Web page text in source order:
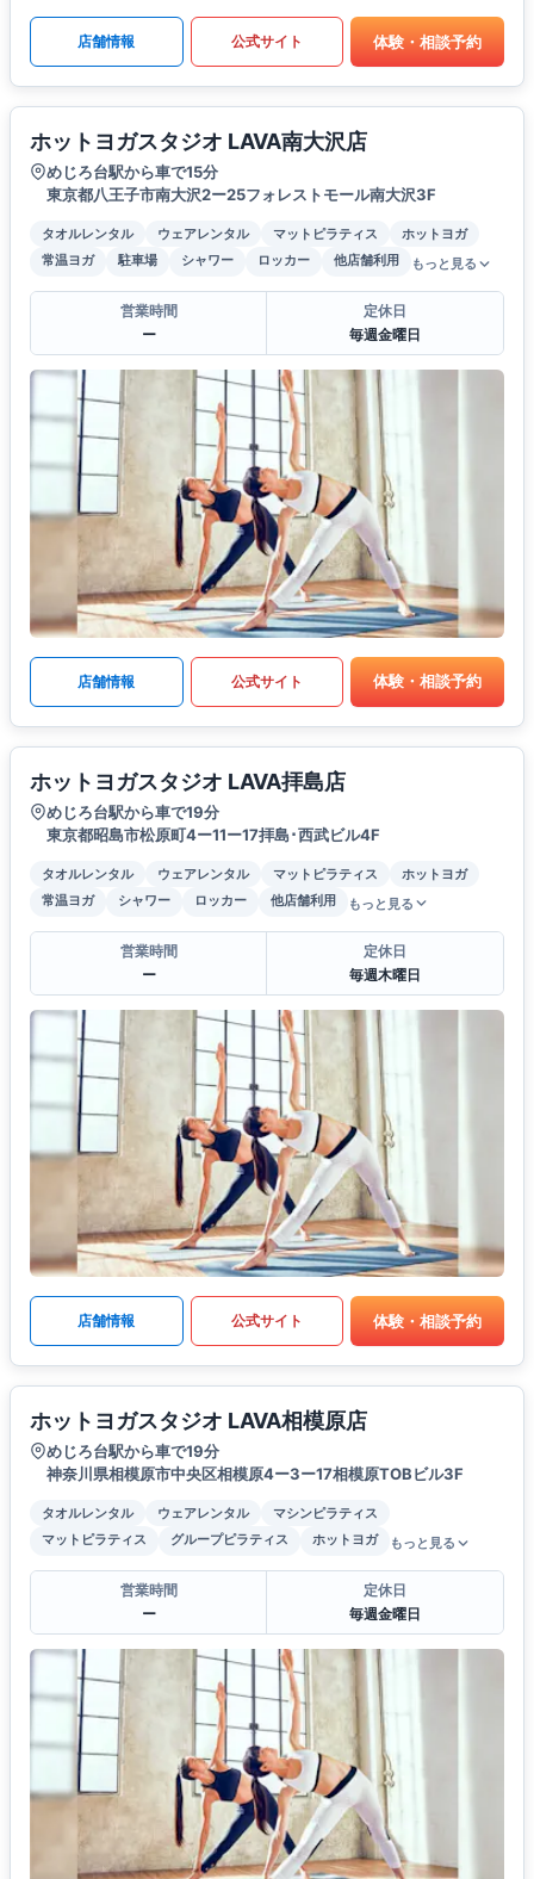
店舗情報 公式サイト 体験・相談予約
ホットヨガスタジオ LAVA南大沢店
めじろ台駅から車で15分
東京都八王子市南大沢2ー25フォレストモール南大沢3F
タオルレンタル ウェアレンタル マットピラティス
ホットヨガ
常温ヨガ
駐車場 シャワー ロッカー 他店舗利用 もっと見る
営業時間
ー
定休日
毎週金曜日
店舗情報 公式サイト 体験・相談予約
ホットヨガスタジオ LAVA拝島店
めじろ台駅から車で19分
東京都昭島市松原町4ー11ー17拝島･西武ビル4F
タオルレンタル ウェアレンタル マットピラティス
ホットヨガ
常温ヨガ
シャワー ロッカー 他店舗利用 もっと見る
営業時間
ー
定休日
毎週木曜日
店舗情報 公式サイト 体験・相談予約
ホットヨガスタジオ LAVA相模原店
めじろ台駅から車で19分
神奈川県相模原市中央区相模原4ー3ー17相模原TOBビル3F
タオルレンタル ウェアレンタル
マシンピラティス
マットピラティス
グループピラティス ホットヨガ もっと見る
営業時間
ー
定休日
毎週金曜日